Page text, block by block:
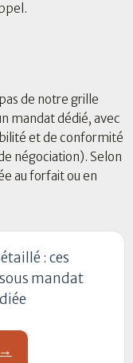
de notre grille
mandat dédié, avec
et de conformité
négociation). Selon
au forfait ou en
: ces
mandat